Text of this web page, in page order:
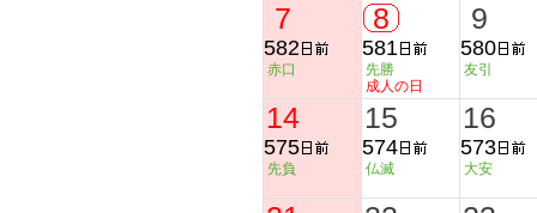
7
582
赤口
8
581
先勝
成人の日
9
580
友引
14
575
先負
15
574
仏滅
16
573
大安